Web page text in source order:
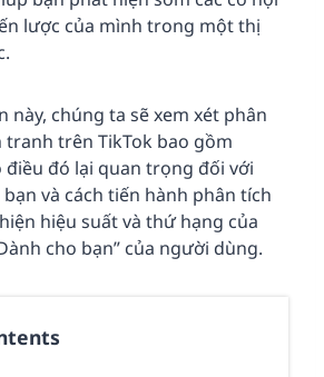
lược của mình trong một thị
này, chúng ta sẽ xem xét phân
trên TikTok bao gồm
điều đó lại quan trọng đối với
và cách tiến hành phân tích
hiệu suất và thứ hạng của
cho bạn” của người dùng.